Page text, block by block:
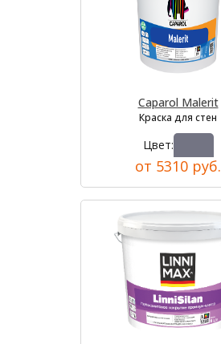
Caparol Malerit
Краска для стен
Цвет:
от 5310 руб.